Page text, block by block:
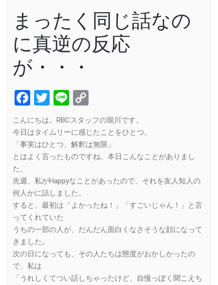
まったく同じ話なの
に真逆の反応
が・・・
Facebook
Twitter
Line
Link
こんにちは。RBCスタッフの堀川です。
今日はタイムリーに感じたことをひとつ。
「事実はひとつ、解釈は無限」
とはよく言ったものですね。本日こんなことがありまし
た。
先週、私がHappyなことがあったので、それを友人知人の
何人かに話しました。
すると、最初は「よかったね！」「すごいじゃん！」と言
ってくれていた
うちの一部の人が、だんだん面白くなさそうな顔になって
きました。
次の日になっても、その人たちは態度がおかしかったの
で、私は
「うれしくてつい話しちゃったけど、自慢っぽく聞こえち